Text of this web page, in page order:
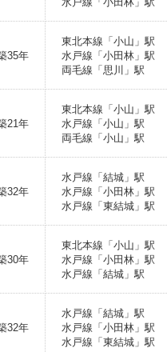
35年
東北本線「小山」駅
水戸線「小田林」駅
両毛線「思川」駅
21年
東北本線「小山」駅
水戸線「小山」駅
両毛線「小山」駅
32年
水戸線「結城」駅
水戸線「小田林」駅
水戸線「東結城」駅
30年
東北本線「小山」駅
水戸線「小田林」駅
水戸線「結城」駅
32年
水戸線「結城」駅
水戸線「小田林」駅
水戸線「東結城」駅